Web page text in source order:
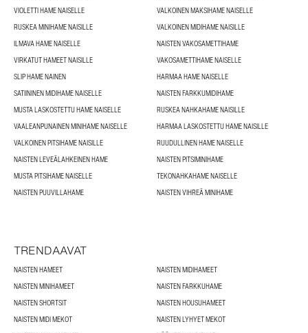
VIOLETTI HAME NAISELLE
VALKOINEN MAKSIHAME NAISELLE
RUSKEA MINIHAME NAISILLE
VALKOINEN MIDIHAME NAISILLE
ILMAVA HAME NAISELLE
NAISTEN VAKOSAMETTIHAME
VIRKATUT HAMEET NAISILLE
VAKOSAMETTIHAME NAISELLE
SLIP HAME NAINEN
HARMAA HAME NAISELLE
SATIININEN MIDIHAME NAISELLE
NAISTEN FARKKUMIDIHAME
MUSTA LASKOSTETTU HAME NAISELLE
RUSKEA NAHKAHAME NAISILLE
VAALEANPUNAINEN MINIHAME NAISELLE
HARMAA LASKOSTETTU HAME NAISILLE
VALKOINEN PITSIHAME NAISILLE
RUUDULLINEN HAME NAISELLE
NAISTEN LEVEÄLAHKEINEN HAME
NAISTEN PITSIMINIHAME
MUSTA PITSIHAME NAISELLE
TEKONAHKAHAME NAISELLE
NAISTEN PUUVILLAHAME
NAISTEN VIHREÄ MINIHAME
TRENDAAVAT
NAISTEN HAMEET
NAISTEN MIDIHAMEET
NAISTEN MINIHAMEET
NAISTEN FARKKUHAME
NAISTEN SHORTSIT
NAISTEN HOUSUHAMEET
NAISTEN MIDI MEKOT
NAISTEN LYHYET MEKOT